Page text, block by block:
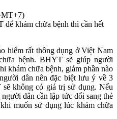
khám chữa bệnh thì cần hết
hiểm rất thông dụng ở Việt Nam
bệnh. BHYT sẽ giúp người
khám chữa bệnh, giảm phần nào
dân nên đặc biệt lưu ý về 3
không có giá trị sử dụng. Nếu
dân cần lập tức đổi sang thẻ
muốn sử dụng lúc khám chữa